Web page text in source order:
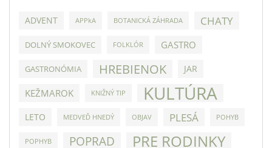
ADVENT APPkA BOTANICKÁ ZÁHRADA CHATY
DOLNÝ SMOKOVEC FOLKLÓR GASTRO
GASTRONÓMIA HREBIENOK JAR
KEŽMAROK KNIŽNÝ TIP KULTÚRA
LETO MEDVEĎ HNEDÝ OBJAV PLESÁ POHYB
POPHYB POPRAD PRE RODINKY